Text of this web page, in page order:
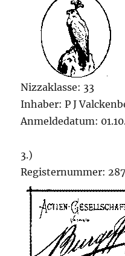
Nizzaklasse: 33
Inhaber: P J
Anmeldedatum:
3.)
Registernummer: